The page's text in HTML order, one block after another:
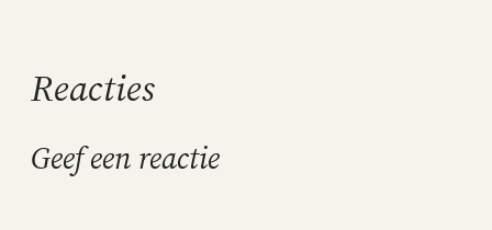
Reacties
Geef een reactie